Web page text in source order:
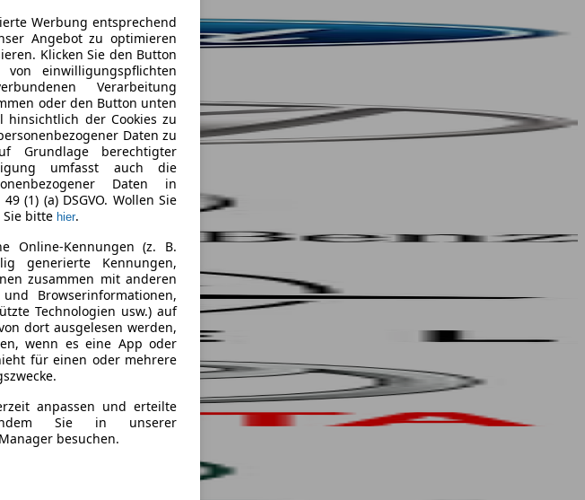
Werbung entsprechend
Angebot zu optimieren
Klicken Sie den Button
einwilligungspflichten
Verarbeitung
oder den Button unten
der Cookies zu
Daten zu
Grundlage berechtigter
umfasst auch die
Daten in
(1) (a) DSGVO. Wollen Sie
bitte hier.
Online-Kennungen (z. B.
generierte Kennungen,
zusammen mit anderen
Browserinformationen,
Technologien usw.) auf
dort ausgelesen werden,
wenn es eine App oder
für einen oder mehrere
anpassen und erteilte
indem Sie in unserer
besuchen.